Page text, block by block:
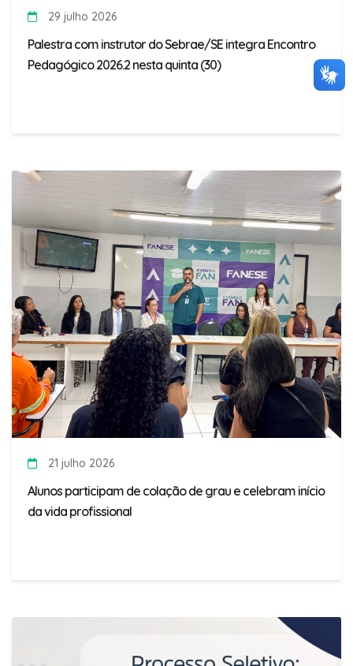
29 julho 2026
Palestra com instrutor do Sebrae/SE integra Encontro
Pedagógico 2026.2 nesta quinta (30)
21 julho 2026
Alunos participam de colação de grau e celebram início
da vida profissional